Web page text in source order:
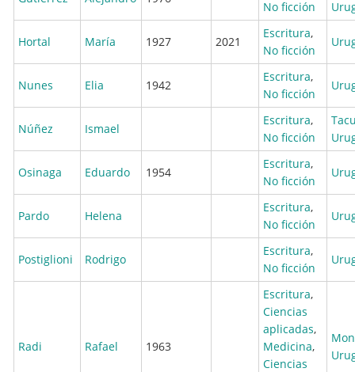
No ficción
Hortal María 1927 2021
Escritura,
No ficción
Nunes Elia 1942
Escritura,
No ficción
Núñez Ismael
Escritura,
No ficción
Osinaga Eduardo 1954
Escritura,
No ficción
Pardo Helena
Escritura,
No ficción
Postiglioni Rodrigo
Escritura,
No ficción
Radi Rafael 1963
Escritura,
Ciencias
aplicadas,
Medicina,
Ciencias